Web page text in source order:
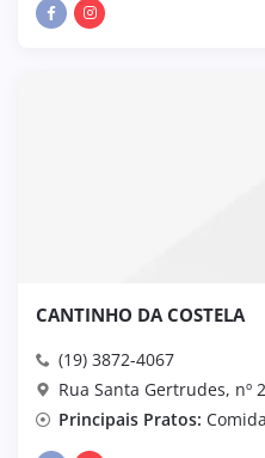
CANTINHO DA COSTELA
(19) 3872-4067
Rua Santa Gertrudes, nº
Principais Pratos: